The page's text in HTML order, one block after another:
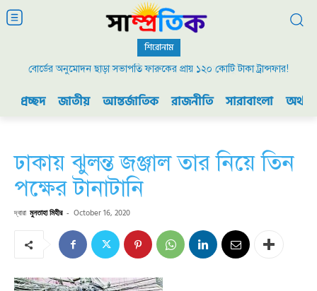
শিরোনাম
বোর্ডের অনুমোদন ছাড়া সভাপতি ফারুকের প্রায় ১২০ কোটি টাকা ট্রান্সফার!
২০০৯ এর বিডিআর বিদ্রোহ এবং ভারতের যুদ্ধ প্রস্তুতি
প্রচ্ছদ জাতীয় আন্তর্জাতিক রাজনীতি সারাবাংলা
ঢাকায় ঝুলন্ত জঞ্জাল তার নিয়ে তিন
পক্ষের টানাটানি
দ্বারা মুনতাহা মিহীর - October 16, 2020